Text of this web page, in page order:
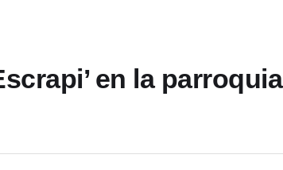
en la parroquia